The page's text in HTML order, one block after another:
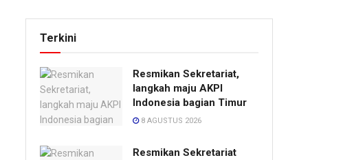
Terkini
Resmikan Sekretariat,
langkah maju AKPI
Indonesia bagian Timur
8 AGUSTUS 2026
Resmikan Sekretariat